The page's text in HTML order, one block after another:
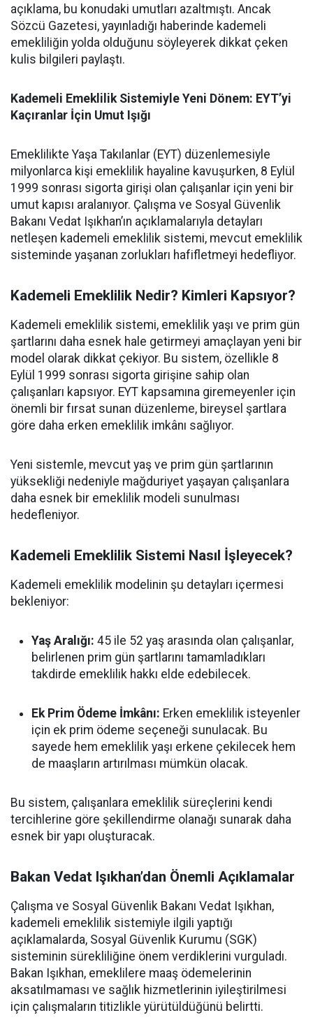
açıklama, bu konudaki umutları azaltmıştı. Ancak
Sözcü Gazetesi, yayınladığı haberinde kademeli
emekliliğin yolda olduğunu söyleyerek dikkat çeken
kulis bilgileri paylaştı.
Kademeli Emeklilik Sistemiyle Yeni Dönem: EYT’yi
Kaçıranlar İçin Umut Işığı
Emeklilikte Yaşa Takılanlar (EYT) düzenlemesiyle
milyonlarca kişi emeklilik hayaline kavuşurken, 8 Eylül
1999 sonrası sigorta girişi olan çalışanlar için yeni bir
umut kapısı aralanıyor. Çalışma ve Sosyal Güvenlik
Bakanı Vedat Işıkhan’ın açıklamalarıyla detayları
netleşen kademeli emeklilik sistemi, mevcut emeklilik
sisteminde yaşanan zorlukları hafifletmeyi hedefliyor.
Kademeli Emeklilik Nedir? Kimleri Kapsıyor?
Kademeli emeklilik sistemi, emeklilik yaşı ve prim gün
şartlarını daha esnek hale getirmeyi amaçlayan yeni bir
model olarak dikkat çekiyor. Bu sistem, özellikle 8
Eylül 1999 sonrası sigorta girişine sahip olan
çalışanları kapsıyor. EYT kapsamına giremeyenler için
önemli bir fırsat sunan düzenleme, bireysel şartlara
göre daha erken emeklilik imkânı sağlıyor.
Yeni sistemle, mevcut yaş ve prim gün şartlarının
yüksekliği nedeniyle mağduriyet yaşayan çalışanlara
daha esnek bir emeklilik modeli sunulması
hedefleniyor.
Kademeli Emeklilik Sistemi Nasıl İşleyecek?
Kademeli emeklilik modelinin şu detayları içermesi
bekleniyor:
Yaş Aralığı: 45 ile 52 yaş arasında olan çalışanlar,
belirlenen prim gün şartlarını tamamladıkları
takdirde emeklilik hakkı elde edebilecek.
Ek Prim Ödeme İmkânı: Erken emeklilik isteyenler
için ek prim ödeme seçeneği sunulacak. Bu
sayede hem emeklilik yaşı erkene çekilecek hem
de maaşların artırılması mümkün olacak.
Bu sistem, çalışanlara emeklilik süreçlerini kendi
tercihlerine göre şekillendirme olanağı sunarak daha
esnek bir yapı oluşturacak.
Bakan Vedat Işıkhan’dan Önemli Açıklamalar
Çalışma ve Sosyal Güvenlik Bakanı Vedat Işıkhan,
kademeli emeklilik sistemiyle ilgili yaptığı
açıklamalarda, Sosyal Güvenlik Kurumu (SGK)
sisteminin sürekliliğine önem verdiklerini vurguladı.
Bakan Işıkhan, emeklilere maaş ödemelerinin
aksatılmaması ve sağlık hizmetlerinin iyileştirilmesi
için çalışmaların titizlikle yürütüldüğünü belirtti.